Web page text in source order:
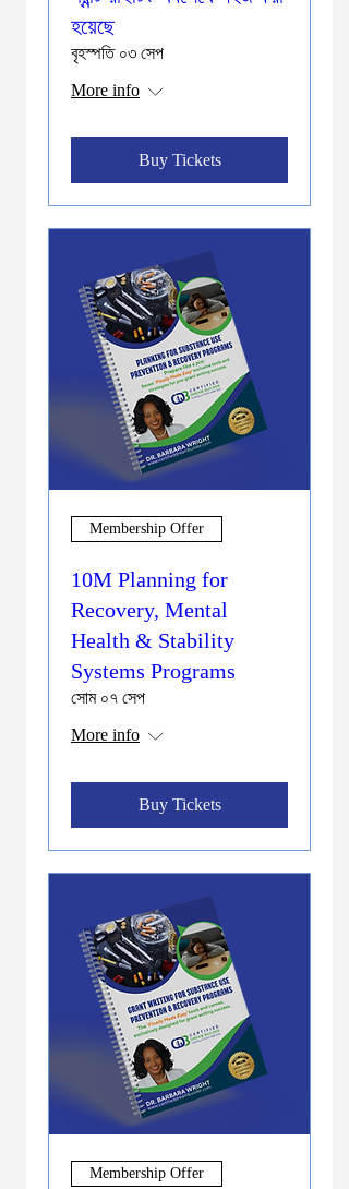
হয়েছে
বৃহস্পতি ০৩ সেপ
More info
Buy Tickets
Membership Offer
10M Planning for
Recovery, Mental
Health & Stability
Systems Programs
সোম ০৭ সেপ
More info
Buy Tickets
Membership Offer